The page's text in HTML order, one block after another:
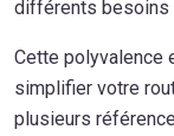
différents besoins
Cette polyvalence
simplifier votre
plusieurs